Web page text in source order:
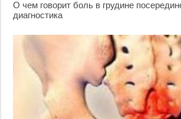
О чем говорит боль в грудине
диагностика